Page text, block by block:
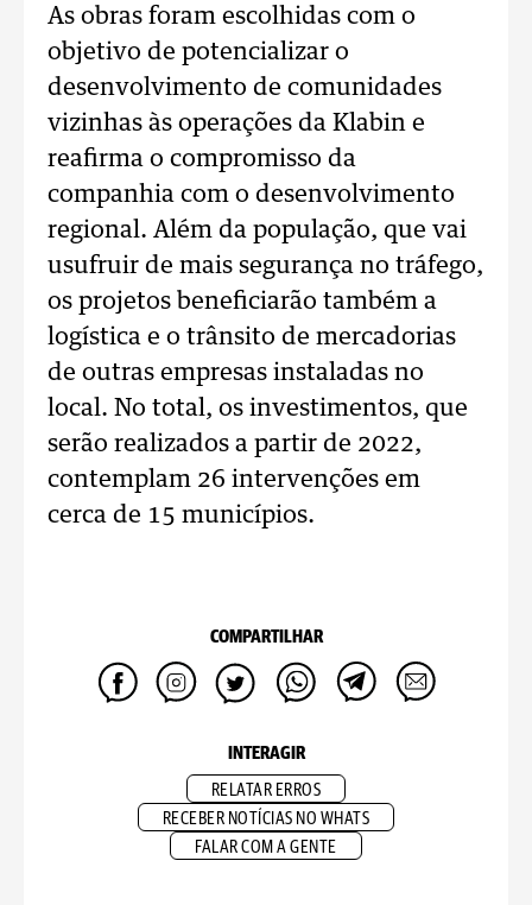
As obras foram escolhidas com o
objetivo de potencializar o
desenvolvimento de comunidades
vizinhas às operações da Klabin e
reafirma o compromisso da
companhia com o desenvolvimento
regional. Além da população, que vai
usufruir de mais segurança no tráfego,
os projetos beneficiarão também a
logística e o trânsito de mercadorias
de outras empresas instaladas no
local. No total, os investimentos, que
serão realizados a partir de 2022,
contemplam 26 intervenções em
cerca de 15 municípios.
COMPARTILHAR
INTERAGIR
RELATAR ERROS
RECEBER NOTÍCIAS NO WHATS
FALAR COM A GENTE